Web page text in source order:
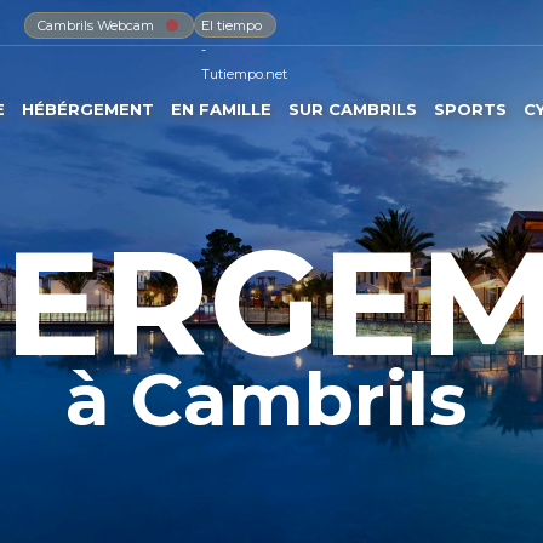
Cambrils Webcam
El tiempo
-
Tutiempo.net
HÉBÉRGEMENT EN FAMILLE SUR CAMBRILS SPORTS
à Cambrils